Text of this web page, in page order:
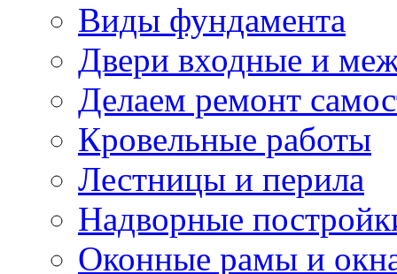
Виды фундамента
Двери входные и
Делаем ремонт
Кровельные работы
Лестницы и перила
Надворные
Оконные рамы и